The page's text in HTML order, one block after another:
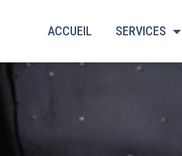
ACCUEIL SERVICES